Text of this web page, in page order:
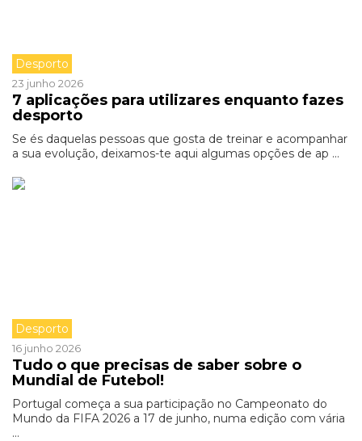
Desporto
23 junho 2026
7 aplicações para utilizares enquanto fazes
desporto
Se és daquelas pessoas que gosta de treinar e acompanhar
a sua evolução, deixamos-te aqui algumas opções de ap ...
Desporto
16 junho 2026
Tudo o que precisas de saber sobre o
Mundial de Futebol!
Portugal começa a sua participação no Campeonato do
Mundo da FIFA 2026 a 17 de junho, numa edição com vária
...